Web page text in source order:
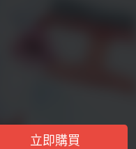
立即購買